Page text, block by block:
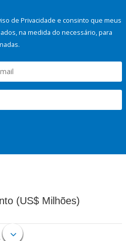
de Privacidade e consinto que meus
na medida do necessário, para
(US$ Milhões)